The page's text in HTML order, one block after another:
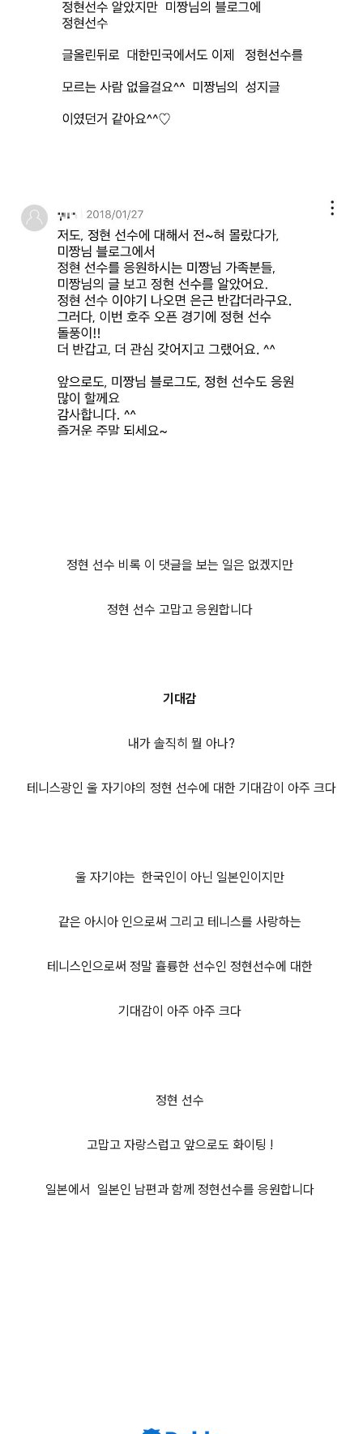
정현 선수 비록 이 댓글을 보는 일은 없겠지만
정현 선수 고맙고 응원합니다
기대감
내가 솔직히 뭘 아나?
테니스광인 울 자기야의 정현 선수에 대한 기대감이 아주 크다
울 자기야는 한국인이 아닌 일본인이지만
같은 아시아 인으로써 그리고 테니스를 사랑하는
테니스인으로써 정말 휼륭한 선수인 정현선수에 대한
기대감이 아주 아주 크다
정현 선수
고맙고 자랑스럽고 앞으로도 화이팅 !
일본에서 일본인 남편과 함께 정현선수를 응원합니다